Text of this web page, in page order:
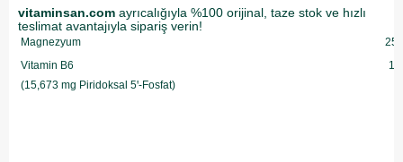
vitaminsan.com ayrıcalığıyla %100 orijinal, taze stok ve hızlı
teslimat avantajıyla sipariş verin!
Magnezyum
Vitamin B6
(15,673 mg Piridoksal 5ꞌ-Fosfat)